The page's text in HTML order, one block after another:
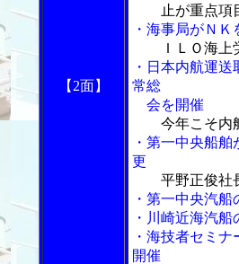
【2面】
止が重点項
・海事局がＮ
ＩＬＯ海
・日本内航運
常総
会を開催
今年こそ内
・第一中央船
更
平野正俊社
・第一中央汽
・川崎近海汽
・海技者セミ
開催